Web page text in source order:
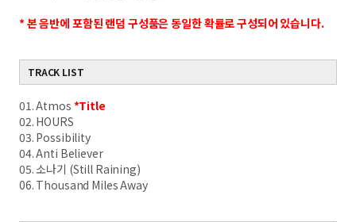
*본 음반에 포함된 랜덤 구성품은 동일한 확률로 구성되어 있습니다.
TRACK LIST
01. Atmos *Title
02. HOURS
03. Possibility
04. Anti Believer
05. 소나기 (Still Raining)
06. Thousand Miles Away